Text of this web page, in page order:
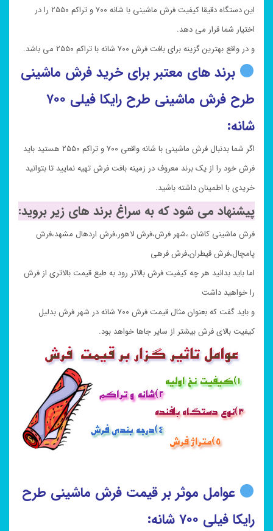
این دستگاه دقیقا کیفیت فرش ماشینی با شانه ۷۰۰ و تراکم ۲۵۵۰ را در
اختیار شما قرار می دهد.
و در واقع بهترین گزینه برای بافت فرش ۷۰۰ شانه با تراکم ۲۵۵۰ می باشد.
برند های معتبر برای خرید فرش ماشینی
طرح فرش ماشینی طرح رایکا فیلی ۷۰۰
شانه:
اگر شما بدنبال فرش ماشینی با شانه واقعی ۷۰۰ و تراکم ۲۵۵۰ هستید باید
فرش خود را از یک برند معروف در زمینه بافت فرش تهیه نمایید تا بتوانید
خریدی با اطمینان داشته باشید.
پیشنهاد می شود که به سراغ برند های زیر بروید:
فرش ماشینی کاشان ،شهر فرش،فرش لاهور،فرش اردهال مشهد،فرش
پامچال،فرش قیطران،فرش فرهی
اما باید بدانید هر چه کیفیت فرش بالاتر رود به طبع قیمت بالاتری از فرش
را خواهید داشت
و باید گفت که بعنوان مثال قیمت فرش ۷۰۰ شانه در شهر فرش بدلیل
کیفیت بالای فرش بیشتر از سایر جاها خواهد بود.
عوامل موثر بر قیمت فرش ماشینی طرح
رایکا فیلی ۷۰۰ شانه: